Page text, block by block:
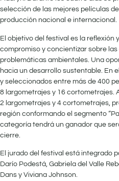
selección de las mejores películas
producción nacional e internacional.
El objetivo del festival es la reflexión
compromiso y concientizar sobre
problemáticas ambientales. Una
hacia un desarrollo sustentable. En
y seleccionados entre más de 400
8 largometrajes y 16 cortometrajes.
2 largometrajes y 4 cortometrajes,
región conformando el segmento
categoría tendrá un ganador que
cierre.
El jurado del festival está integrado
Darío Podestá, Gabriela del Valle
Dans y Viviana Johnson.